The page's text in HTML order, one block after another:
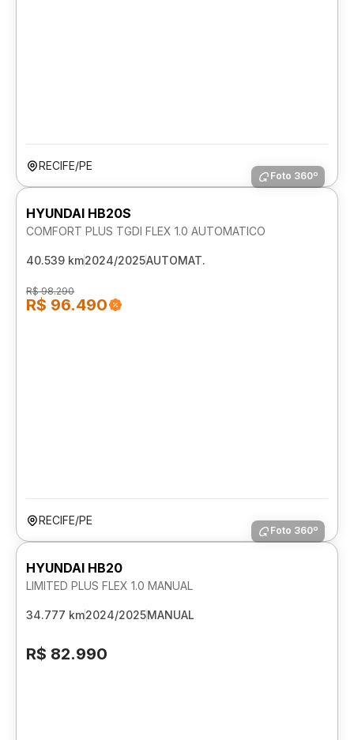
RECIFE/PE
Foto 360º
HYUNDAI HB20S
COMFORT PLUS TGDI FLEX 1.0 AUTOMATICO
40.539 km2024/2025AUTOMAT.
R$ 98.290
R$ 96.490
RECIFE/PE
Foto 360º
HYUNDAI HB20
LIMITED PLUS FLEX 1.0 MANUAL
34.777 km2024/2025MANUAL
R$ 82.990